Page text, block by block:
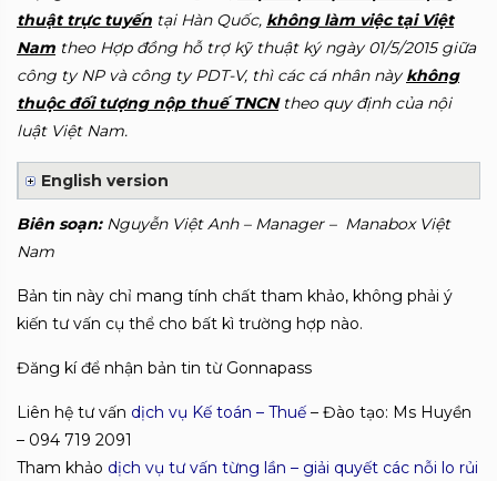
thuật trực tuyến tại Hàn Quốc, không làm việc tại Việt
Nam theo Hợp đồng hỗ trợ kỹ thuật ký ngày 01/5/2015 giữa
công ty NP và công ty PDT-V, thì các cá nhân nàykhông
thuộc đối tượng nộp thuế TNCNtheo quy định của nội
luật Việt Nam.
English version
Biên soạn:Nguyễn Việt Anh – Manager – Manabox Việt
Nam
Bản tin này chỉ mang tính chất tham khảo, không phải ý
kiến tư vấn cụ thể cho bất kì trường hợp nào.
Đăng kí để nhận bản tin từ Gonnapass
Liên hệ tư vấn dịch vụ Kế toán – Thuế – Đào tạo: Ms Huyền
– 094 719 2091
Tham khảo dịch vụ tư vấn từng lần – giải quyết các nỗi lo rủi